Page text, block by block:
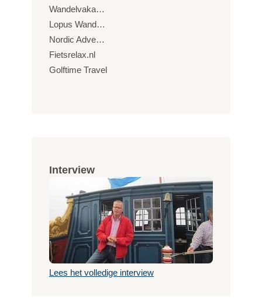
Wandelvakanties Europa
Lopus Wandelreizen
Nordic Adventure Trails
Fietsrelax.nl
Golftime Travel
Interview
Lees het volledige interview